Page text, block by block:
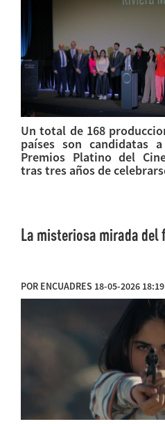
Un total de 168
países son candidatas
Premios Platino del
tras tres años de
La misteriosa mirada del
POR ENCUADRES 18-05-2026